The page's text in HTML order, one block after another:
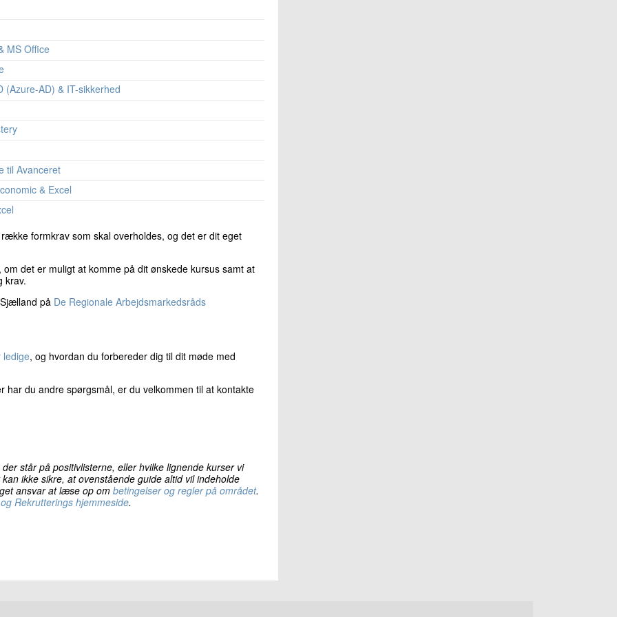
365 Copilot [AB-730T00]
og ressourcer med Copilot, Teams og Word
CAIP
integrationer
Professionals – CNX-GenAIBIZ
kursus)
og skab værdi
assistent i hverdagen
til ChatGPT og Copilot for HR-professionelle
365 Copilot [AB-730T00]
ISO/IEC 27001/27002
[SC-300T00]
Fundamentals [SC-900T00]
i hverdagen
365 Copilot [AB-730T00]
MS Office
karriereforløb
with Python
(Azure-AD) & IT-sikkerhed
Power BI [PL-300T00]
til Dashboard
og workshop
forberedelsesdag
- samlet forløb
online kursus)
kursus)
til Avanceret
& Excel
- for ikke-økonomer
- for ikke-økonomer
formkrav som skal overholdes, og det er dit eget
det er muligt at komme på dit ønskede kursus samt at
krav.
på De Regionale Arbejdsmarkedsråds
ledige, og hvordan du forbereder dig til dit møde med
har du andre spørgsmål, er du velkommen til at kontakte
står på positivlisterne, eller hvilke lignende kurser vi
ikke sikre, at ovenstående guide altid vil indeholde
ansvar at læse op om betingelser og regler på området.
Rekrutterings hjemmeside.